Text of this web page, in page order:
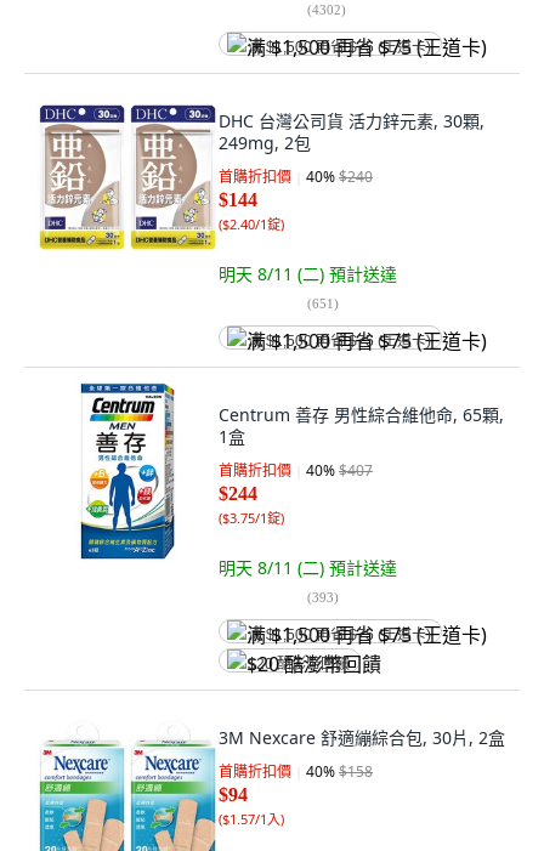
(4302)
满 $1,500 再省 $75 (王道卡)
DHC 台灣公司貨 活力鋅元素, 30顆,
249mg, 2包
首購折扣價 40%$240
$144
($2.40/1錠)
明天 8/11 (二) 預計送達
(651)
满 $1,500 再省 $75 (王道卡)
Centrum 善存 男性綜合維他命, 65顆,
1盒
首購折扣價 40%$407
$244
($3.75/1錠)
明天 8/11 (二) 預計送達
(393)
满 $1,500 再省 $75 (王道卡)
$20 酷澎幣回饋
3M Nexcare 舒適繃綜合包, 30片, 2盒
首購折扣價 40%$158
$94
($1.57/1入)